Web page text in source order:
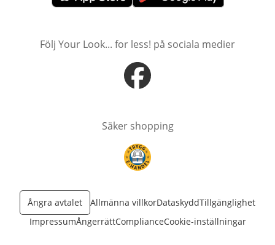
öppnas i nytt fönsteröppnas i nytt fönster
Följ Your Look... for less! på sociala medier
öppnas i nytt fönster
Säker shopping
öppnas i nytt fönster
Ångra avtalet Allmänna villkorDataskyddTillgänglighet
ImpressumÅngerrättComplianceCookie-inställningar